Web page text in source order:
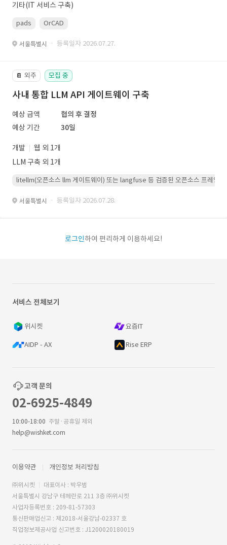
기타(IT 서비스 구축)
pads OrCAD
서울특별시 · 등록일자 2026.07.27.
📔 외주 모집 중
사내 통합 LLM API 게이트웨이 구축
예상 금액
협의 후 결정
예상 기간
30일
개발
웹 외 1개
LLM 구축 외 1개
litellm(오픈소스 llm 게이트웨이) 또는 langfuse 등 검증된 오픈소스 프레임워
서울특별시 · 등록일자 2026.07.28.
로그인하여 편리하게 이용하세요!
서비스 전체보기
위시켓 요즘IT
AIDP - AX Rise ERP
고객 문의
02-6925-4849
10:00-18:00 주말·공휴일 제외
help@wishket.com
이용약관 개인정보 처리방침
㈜위시켓
대표이사 : 박우범
서울특별시 강남구 테헤란로 211 3층 ㈜위시켓
사업자등록번호 : 209-81-57303
통신판매업신고 : 제2018-서울강남-02337 호
직업정보제공사업 신고번호 : J1200020180019